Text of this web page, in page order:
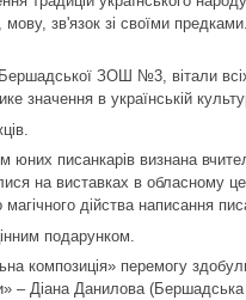
зв'язок зі своїми
ЗОШ №3, вітали
значення в українській
юних писанкарів визнана
на виставках в обласному
дійства написання
подарунком.
композиція» перемогу
– Діана Данилова